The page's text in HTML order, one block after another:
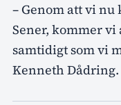
– Genom att vi
Sener, kommer
samtidigt som vi
Kenneth Dådring.